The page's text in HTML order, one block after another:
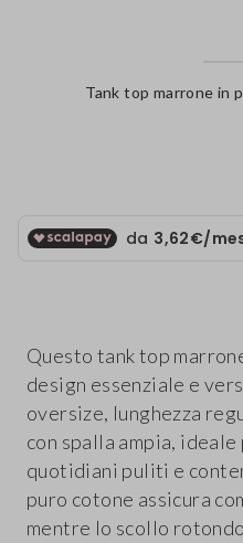
Tank top marrone in
Questo tank top
design essenziale e
oversize, lunghezza
con spalla ampia,
quotidiani puliti e
puro cotone assicura
mentre lo scollo